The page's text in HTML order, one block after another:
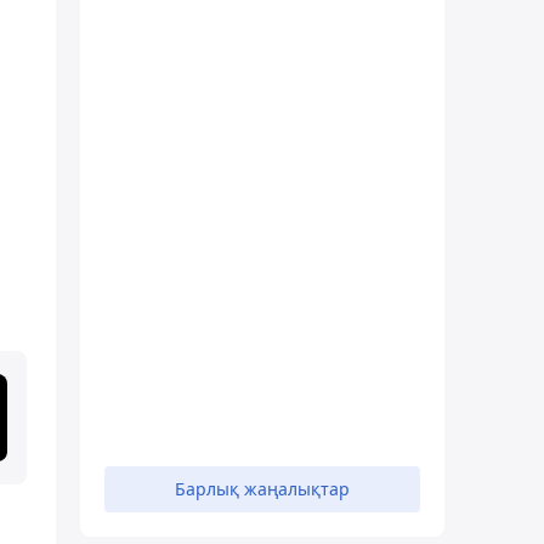
Барлық жаңалықтар